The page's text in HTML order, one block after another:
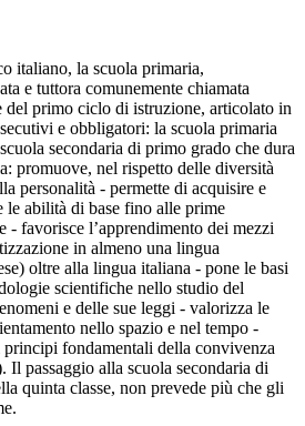
italiano, la scuola primaria,
e tuttora comunemente chiamata
del primo ciclo di istruzione, articolato in
e obbligatori: la scuola primaria
secondaria di primo grado che dura
promuove, nel rispetto delle diversità
personalità - permette di acquisire e
le abilità di base fino alle prime
- favorisce l’apprendimento dei mezzi
in almeno una lingua
oltre alla lingua italiana - pone le basi
scientifiche nello studio del
e delle sue leggi - valorizza le
nello spazio e nel tempo -
fondamentali della convivenza
passaggio alla scuola secondaria di
quinta classe, non prevede più che gli